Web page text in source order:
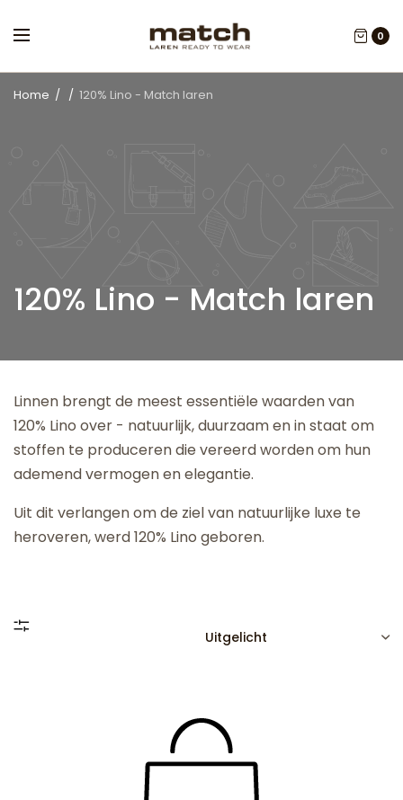
0
Home / / 120% Lino - Match laren
120% Lino - Match laren
Linnen brengt de meest essentiële waarden van
120% Lino over - natuurlijk, duurzaam en in staat om
stoffen te produceren die vereerd worden om hun
ademend vermogen en elegantie.
Uit dit verlangen om de ziel van natuurlijke luxe te
heroveren, werd 120% Lino geboren.